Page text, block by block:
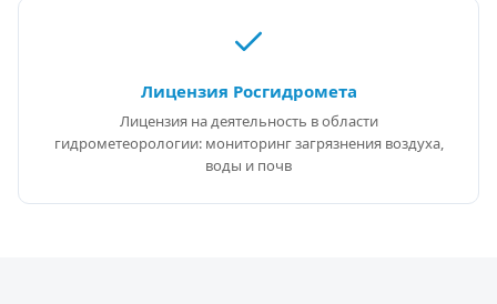
Лицензия Росгидромета
Лицензия на деятельность в области
гидрометеорологии: мониторинг загрязнения воздуха,
воды и почв